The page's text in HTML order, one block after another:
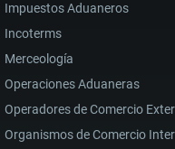
Impuestos Aduaneros
Incoterms
Merceología
Operaciones Aduaneras
Operadores de Comercio
Organismos de Comercio